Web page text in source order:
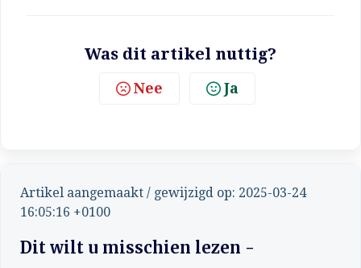
Was dit artikel nuttig?
Nee Ja
Artikel aangemaakt / gewijzigd op: 2025-03-24
16:05:16 +0100
Dit wilt u misschien lezen -